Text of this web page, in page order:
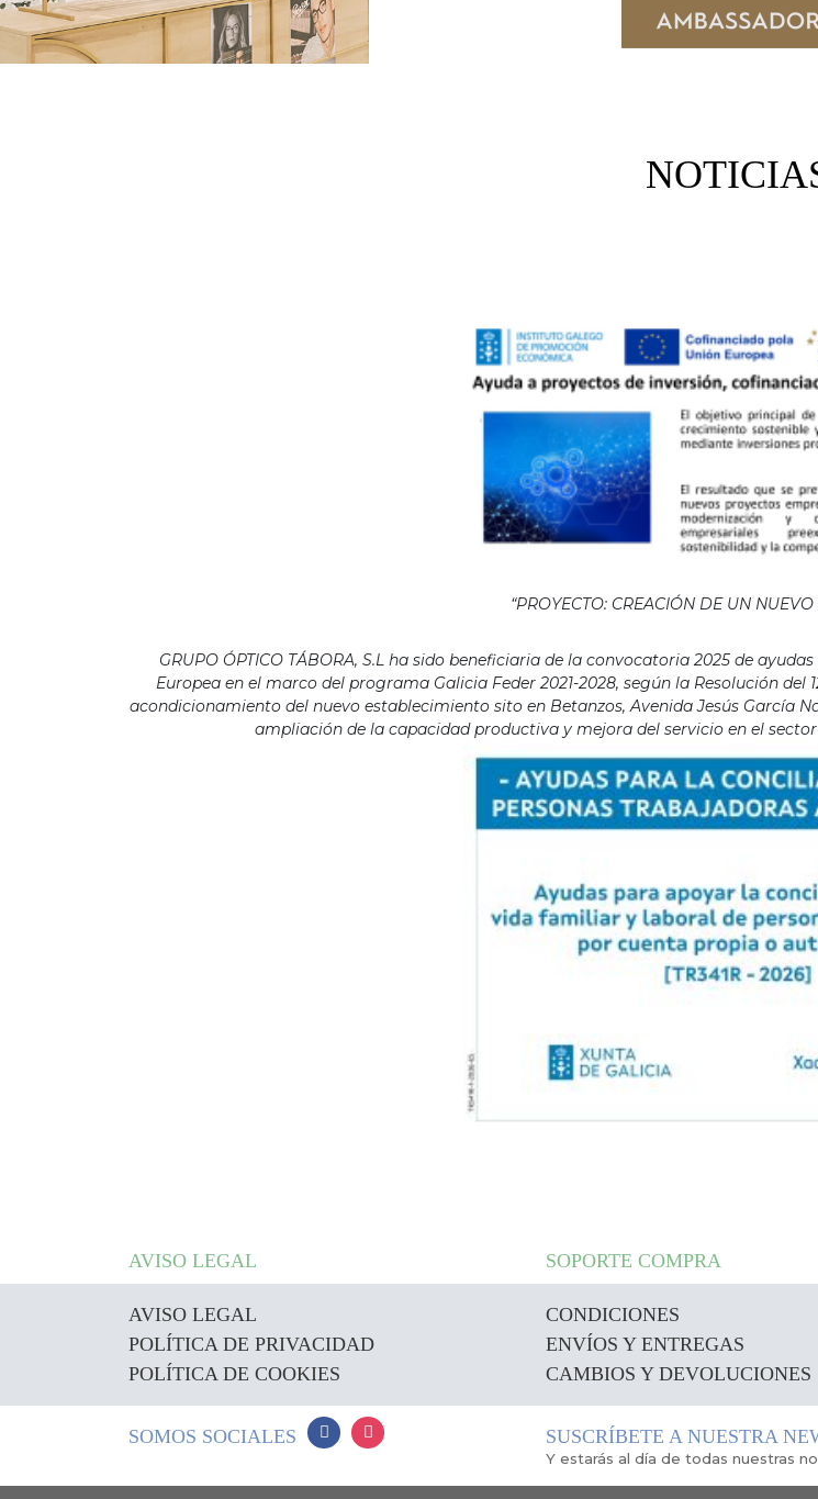
“PROYECTO: CREACIÓN DE UN
GRUPO ÓPTICO TÁBORA, S.L ha sido beneficiaria de la convocatoria 2025 de
Europea en el marco del programa Galicia Feder 2021-2028, según la Resolución del
acondicionamiento del nuevo establecimiento sito en Betanzos, Avenida Jesús García
ampliación de la capacidad productiva y mejora del servicio en el
AVISO LEGAL SOPORTE COMPRA
AVISO LEGAL
POLÍTICA DE PRIVACIDAD
POLÍTICA DE COOKIES
CONDICIONES
ENVÍOS Y ENTREGAS
CAMBIOS Y DEVOLUCIONES
SOMOS SOCIALES SUSCRÍBETE A NUESTRA
Y estarás al día de todas nuestras